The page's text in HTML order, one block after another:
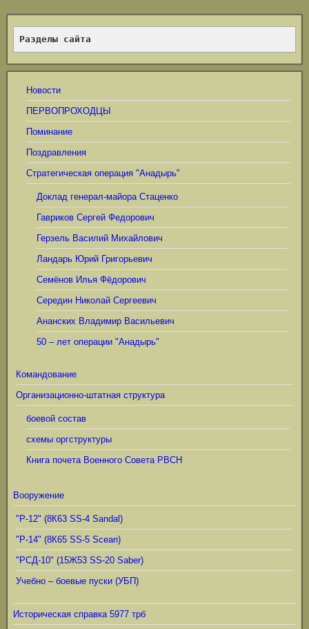
Разделы сайта
Новости
ПЕРВОПРОХОДЦЫ
Поминание
Поздравления
Стратегическая операция "Анадырь"
Доклад генерал-майора Стаценко
Гавриков Сергей Федорович
Герзель Василий Михайлович
Ландарь Юрий Григорьевич
Семёнов Илья Фёдорович
Середин Николай Сергеевич
Ананских Владимир Васильевич
50 – лет операции "Анадырь"
Командование
Организационно-штатная структура
боевой состав
схемы оргструктуры
Книга почета Военного Совета РВСН
Вооружение
"Р-12" (8К63 SS-4 Sandal)
"Р-14" (8К65 SS-5 Scean)
"РСД-10" (15Ж53 SS-20 Saber)
Учебно – боевые пуски (УБП)
Историческая справка 5977 трб